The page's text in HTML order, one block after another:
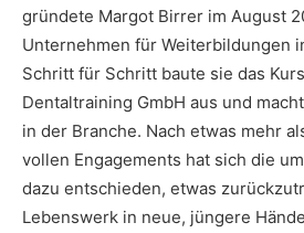
gründete Margot Birrer im August
Unternehmen für Weiterbildungen
Schritt für Schritt baute sie das
Dentaltraining GmbH aus und
in der Branche. Nach etwas mehr
vollen Engagements hat sich die
dazu entschieden, etwas
Lebenswerk in neue, jüngere